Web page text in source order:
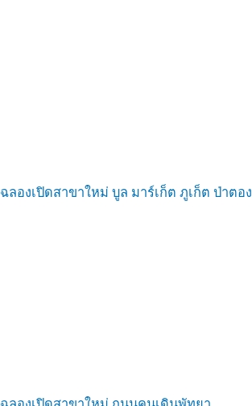
ฉลองเปิดสาขาใหม่ บูล มาร์เก็ต ภูเก็ต ป่าตอง